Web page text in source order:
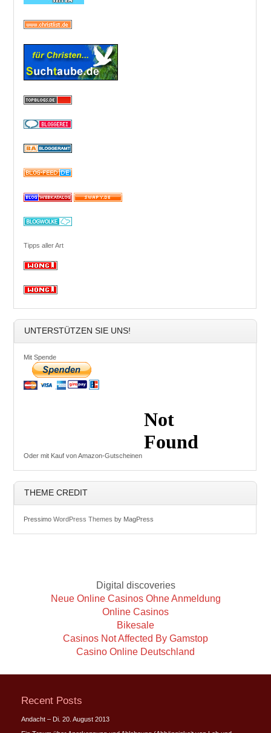
Tipps aller Art
UNTERSTÜTZEN SIE UNS!
Mit Spende
Oder mit Kauf von Amazon-Gutscheinen
THEME CREDIT
PressimoWordPress Themes by MagPress
Digital discoveries
Neue Online Casinos Ohne Anmeldung
Online Casinos
Bikesale
Casinos Not Affected By Gamstop
Casino Online Deutschland
Recent Posts
Andacht – Di. 20. August 2013